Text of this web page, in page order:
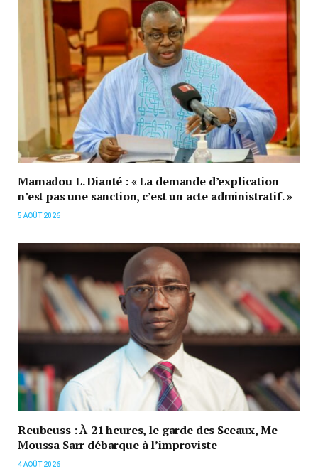
Mamadou L. Dianté : « La demande d’explication
n’est pas une sanction, c’est un acte administratif. »
5 AOÛT 2026
Reubeuss : À 21 heures, le garde des Sceaux, Me
Moussa Sarr débarque à l’improviste
4 AOÛT 2026